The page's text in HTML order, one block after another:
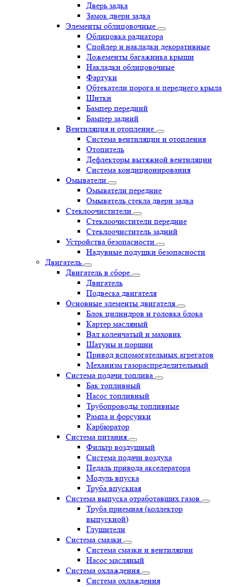
Дверь задка
Замок двери задка
Элементы облицовочные
Облицовка радиатора
Спойлер и накладки декоративные
Ложементы багажника крыши
Накладки облицовочные
Фартуки
Обтекатели порога и переднего крыла
Щитки
Бампер передний
Бампер задний
Вентиляция и отопление
Система вентиляции и отопления
Отопитель
Дефлекторы вытяжной вентиляции
Система кондиционирования
Омыватели
Омыватели передние
Омыватель стекла двери задка
Стеклоочистители
Стеклоочистители передние
Стеклоочиститель задний
Устройства безопасности
Надувные подушки безопасности
Двигатель
Двигатель в сборе
Двигатель
Подвеска двигателя
Основные элементы двигателя
Блок цилиндров и головка блока
Картер масляный
Вал коленчатый и маховик
Шатуны и поршни
Привод вспомогательных агрегатов
Механизм газораспределительный
Система подачи топлива
Бак топливный
Насос топливный
Трубопроводы топливные
Рампа и форсунки
Карбюратор
Система питания
Фильтр воздушный
Система подачи воздуха
Педаль привода акселератора
Модуль впуска
Труба впускная
Система выпуска отработавших газов
Труба приемная (коллектор
выпускной)
Глушители
Система смазки
Система смазки и вентиляции
Насос масляный
Система охлаждения
Система охлаждения